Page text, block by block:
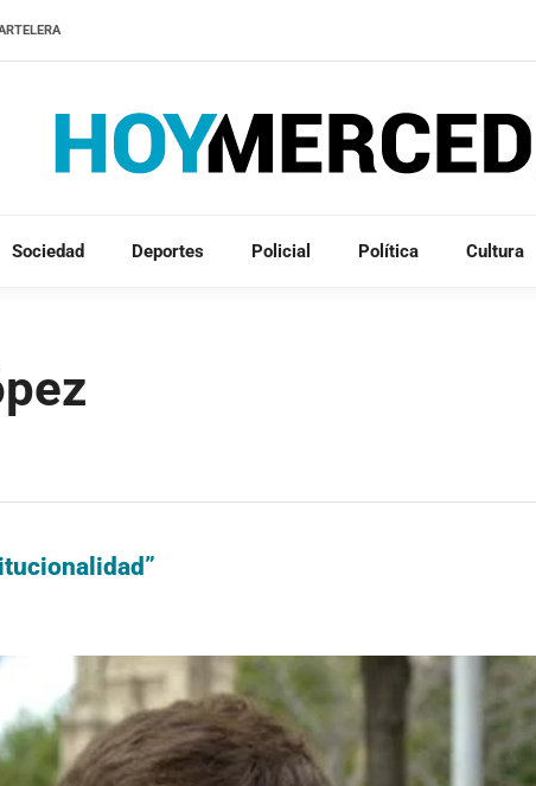
Sociedad Deportes Policial Política Cultura